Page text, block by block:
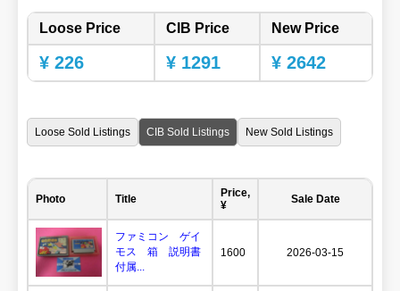
Loose Price CIB Price New Price
¥ 226 ¥ 1291 ¥ 2642
Loose Sold Listings CIB Sold Listings New Sold Listings
Photo Title
Price,
¥
Sale Date
ファミコン ゲイ
モス 箱 説明書
付属...
1600 2026-03-15